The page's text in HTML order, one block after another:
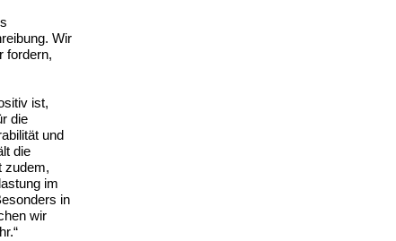
Wir
fordern,
ist,
die
und
die
zudem,
im
in
wir